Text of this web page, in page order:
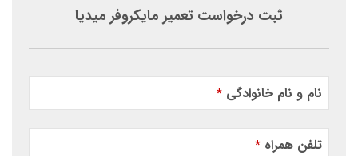
ثبت درخواست تعمیر مایکروفر میدیا
نام و نام خانوادگی *
تلفن همراه *